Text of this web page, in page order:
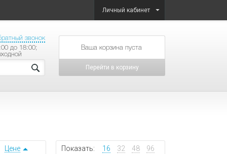
Личный кабинет
звонок
до 18:00;
товаров на сумму
Перейти в корзину
Показать: 16 32 48 96
Цене